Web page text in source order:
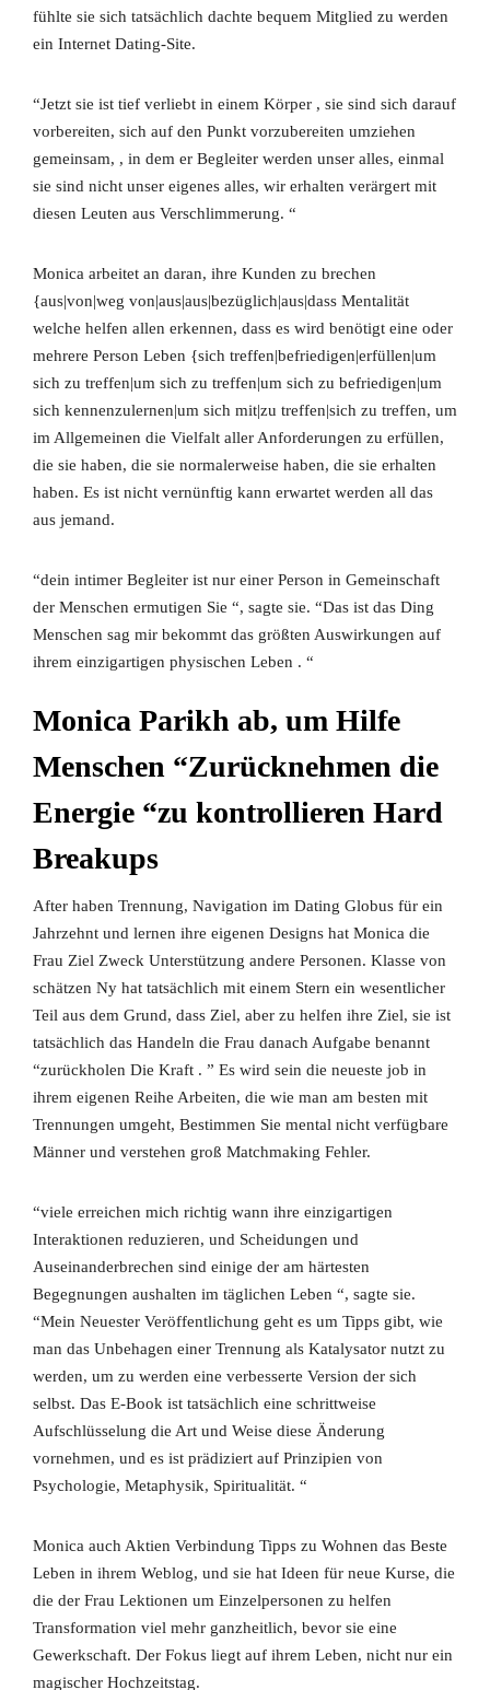
fühlte sie sich tatsächlich dachte bequem Mitglied zu werden
ein Internet Dating-Site.
“Jetzt sie ist tief verliebt in einem Körper , sie sind sich darauf
vorbereiten, sich auf den Punkt vorzubereiten umziehen
gemeinsam, , in dem er Begleiter werden unser alles, einmal
sie sind nicht unser eigenes alles, wir erhalten verärgert mit
diesen Leuten aus Verschlimmerung. “
Monica arbeitet an daran, ihre Kunden zu brechen
{aus|von|weg von|aus|aus|bezüglich|aus|dass Mentalität
welche helfen allen erkennen, dass es wird benötigt eine oder
mehrere Person Leben {sich treffen|befriedigen|erfüllen|um
sich zu treffen|um sich zu treffen|um sich zu befriedigen|um
sich kennenzulernen|um sich mit|zu treffen|sich zu treffen, um
im Allgemeinen die Vielfalt aller Anforderungen zu erfüllen,
die sie haben, die sie normalerweise haben, die sie erhalten
haben. Es ist nicht vernünftig kann erwartet werden all das
aus jemand.
“dein intimer Begleiter ist nur einer Person in Gemeinschaft
der Menschen ermutigen Sie “, sagte sie. “Das ist das Ding
Menschen sag mir bekommt das größten Auswirkungen auf
ihrem einzigartigen physischen Leben . “
Monica Parikh ab, um Hilfe
Menschen “Zurücknehmen die
Energie “zu kontrollieren Hard
Breakups
After haben Trennung, Navigation im Dating Globus für ein
Jahrzehnt und lernen ihre eigenen Designs hat Monica die
Frau Ziel Zweck Unterstützung andere Personen. Klasse von
schätzen Ny hat tatsächlich mit einem Stern ein wesentlicher
Teil aus dem Grund, dass Ziel, aber zu helfen ihre Ziel, sie ist
tatsächlich das Handeln die Frau danach Aufgabe benannt
“zurückholen Die Kraft . ” Es wird sein die neueste job in
ihrem eigenen Reihe Arbeiten, die wie man am besten mit
Trennungen umgeht, Bestimmen Sie mental nicht verfügbare
Männer und verstehen groß Matchmaking Fehler.
“viele erreichen mich richtig wann ihre einzigartigen
Interaktionen reduzieren, und Scheidungen und
Auseinanderbrechen sind einige der am härtesten
Begegnungen aushalten im täglichen Leben “, sagte sie.
“Mein Neuester Veröffentlichung geht es um Tipps gibt, wie
man das Unbehagen einer Trennung als Katalysator nutzt zu
werden, um zu werden eine verbesserte Version der sich
selbst. Das E-Book ist tatsächlich eine schrittweise
Aufschlüsselung die Art und Weise diese Änderung
vornehmen, und es ist prädiziert auf Prinzipien von
Psychologie, Metaphysik, Spiritualität. “
Monica auch Aktien Verbindung Tipps zu Wohnen das Beste
Leben in ihrem Weblog, und sie hat Ideen für neue Kurse, die
die der Frau Lektionen um Einzelpersonen zu helfen
Transformation viel mehr ganzheitlich, bevor sie eine
Gewerkschaft. Der Fokus liegt auf ihrem Leben, nicht nur ein
magischer Hochzeitstag.